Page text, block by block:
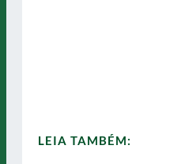
LEIA TAMBÉM: